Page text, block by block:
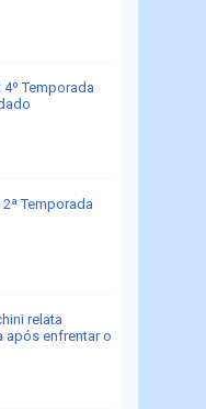
Temporada
Temporada
relata
após enfrentar o